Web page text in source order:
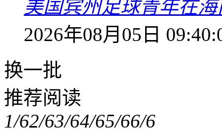
美国宾州足球青年在
2026年08月05日
换一批
推荐阅读
1/62/63/64/65/66/6